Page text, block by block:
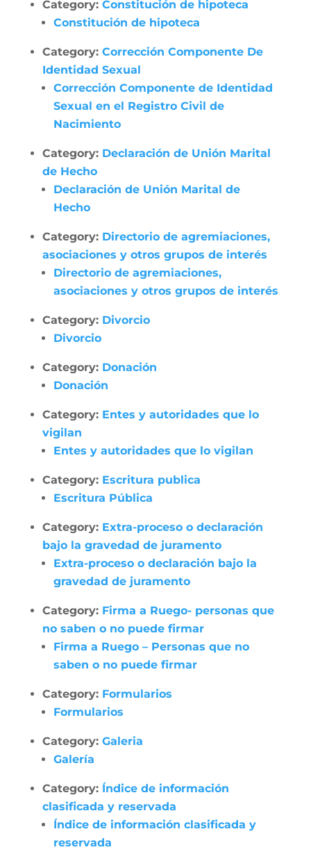
Category: Constitución de hipoteca
Constitución de hipoteca
Category: Corrección Componente De
Identidad Sexual
Corrección Componente de Identidad
Sexual en el Registro Civil de
Nacimiento
Category: Declaración de Unión Marital
de Hecho
Declaración de Unión Marital de
Hecho
Category: Directorio de agremiaciones,
asociaciones y otros grupos de interés
Directorio de agremiaciones,
asociaciones y otros grupos de interés
Category: Divorcio
Divorcio
Category: Donación
Donación
Category: Entes y autoridades que lo
vigilan
Entes y autoridades que lo vigilan
Category: Escritura publica
Escritura Pública
Category: Extra-proceso o declaración
bajo la gravedad de juramento
Extra-proceso o declaración bajo la
gravedad de juramento
Category: Firma a Ruego- personas que
no saben o no puede firmar
Firma a Ruego – Personas que no
saben o no puede firmar
Category: Formularios
Formularios
Category: Galeria
Galería
Category: Índice de información
clasificada y reservada
Índice de información clasificada y
reservada